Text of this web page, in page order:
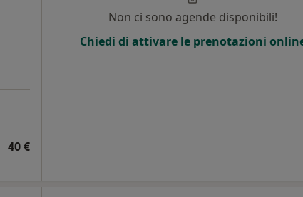
40 €
Non ci sono agende disponibili!
Chiedi di attivare le prenotazioni